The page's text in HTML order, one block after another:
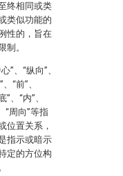
终相同或类
类似功能的
性的，旨在
制。
”、“纵向”、
“前”、
、“内”、
“周向”等指
位置关系，
指示或暗示
定的方位构